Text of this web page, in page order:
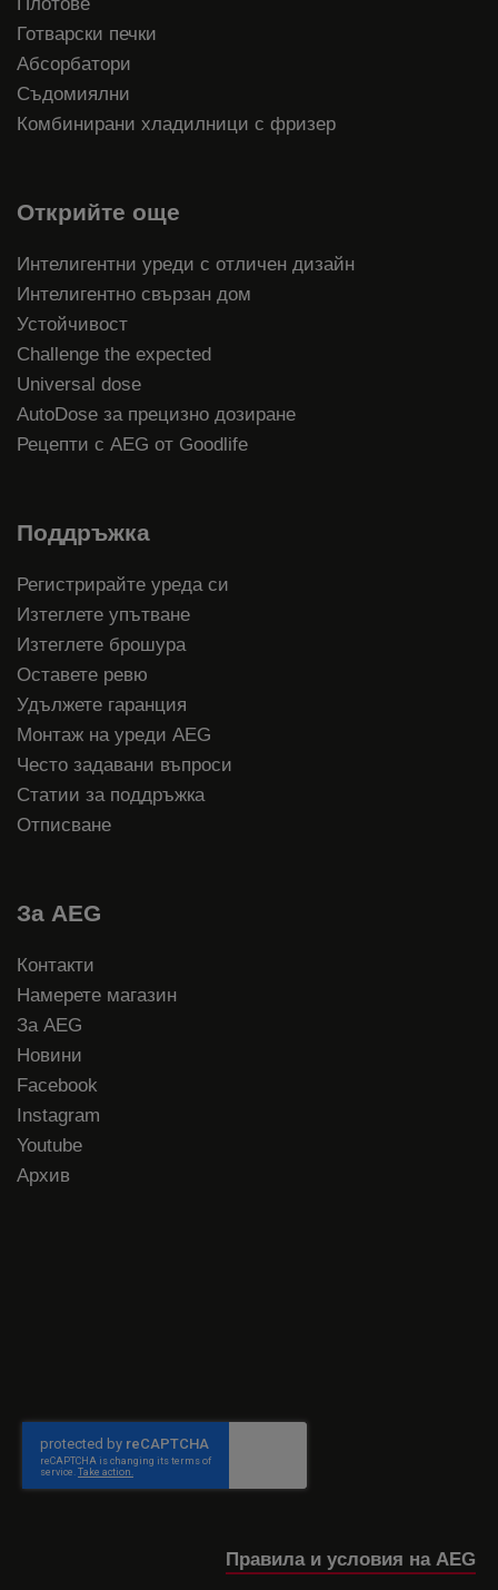
Готварски печки
Абсорбатори
Съдомиялни
Комбинирани хладилници с фризер
Открийте още
Интелигентни уреди с отличен дизайн
Интелигентно свързан дом
Устойчивост
Challenge the expected
Universal dose
AutoDose за прецизно дозиране
Рецепти с AEG от Goodlife
Поддръжка
Регистрирайте уреда си
Изтеглете упътване
Изтеглете брошура
Оставете ревю
Удължете гаранция
Монтаж на уреди AEG
Често задавани въпроси
Статии за поддръжка
Отписване
За AEG
Контакти
Намерете магазин
За AEG
Новини
Facebook
Instagram
Youtube
Архив
Правила и условия на AEG